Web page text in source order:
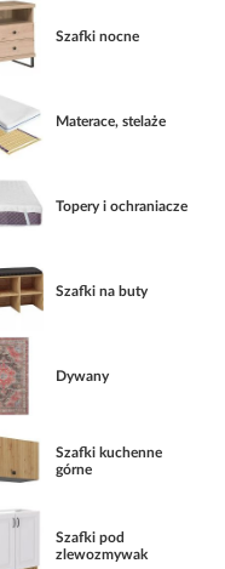
Szafki nocne
Materace, stelaże
Topery i ochraniacze
Szafki na buty
Dywany
Szafki kuchenne
górne
Szafki pod
zlewozmywak